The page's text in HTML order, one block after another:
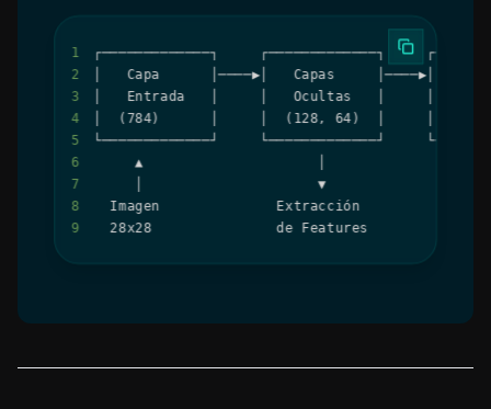
1
2
3
4
5
6
7
8
9
  28x28               de Features         (0-9)